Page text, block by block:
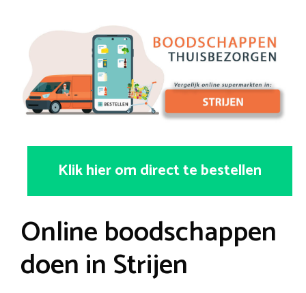
Klik hier om direct te bestellen
Online boodschappen
doen in Strijen